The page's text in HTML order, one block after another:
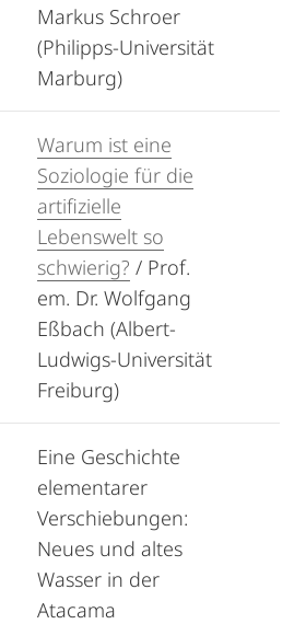
Markus Schroer
(Philipps-Universität
Marburg)
Warum ist eine
Soziologie für die
artifizielle
Lebenswelt so
schwierig? / Prof.
em. Dr. Wolfgang
Eßbach (Albert-
Ludwigs-Universität
Freiburg)
Eine Geschichte
elementarer
Verschiebungen:
Neues und altes
Wasser in der
Atacama